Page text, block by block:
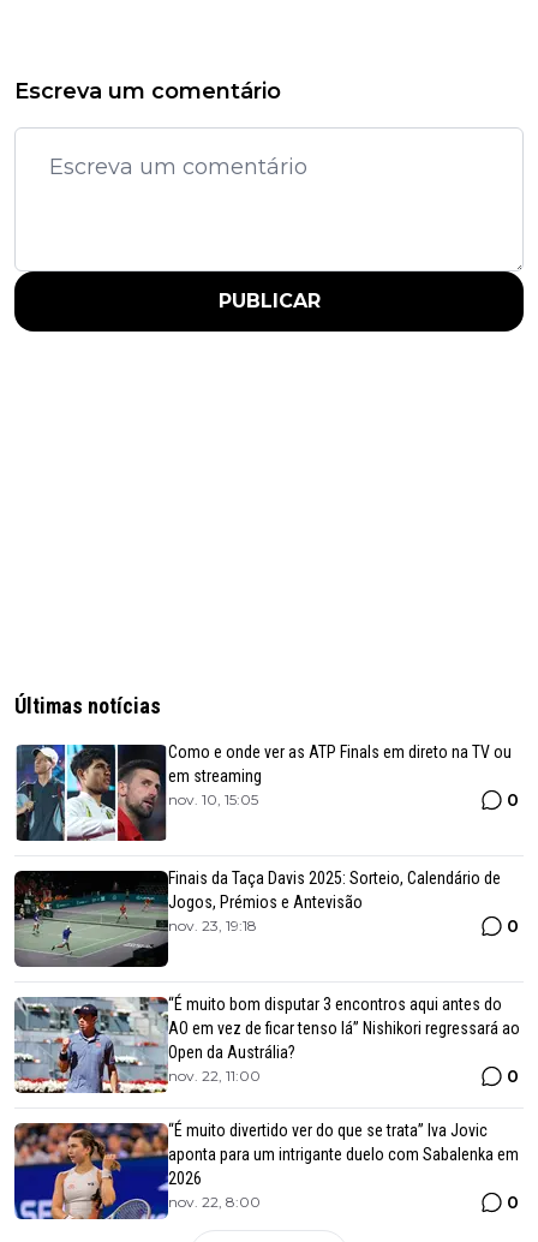
Escreva um comentário
PUBLICAR
Últimas notícias
Como e onde ver as ATP Finals em direto na TV ou
em streaming
nov. 10, 15:05 0
Finais da Taça Davis 2025: Sorteio, Calendário de
Jogos, Prémios e Antevisão
nov. 23, 19:18 0
“É muito bom disputar 3 encontros aqui antes do
AO em vez de ficar tenso lá” Nishikori regressará ao
Open da Austrália?
nov. 22, 11:00 0
“É muito divertido ver do que se trata” Iva Jovic
aponta para um intrigante duelo com Sabalenka em
2026
nov. 22, 8:00 0